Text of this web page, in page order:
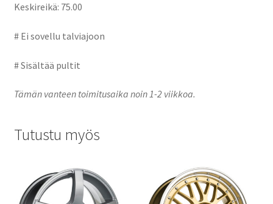
Keskireikä: 75.00
# Ei sovellu talviajoon
# Sisältää pultit
Tämän vanteen toimitusaika noin 1-2 viikkoa.
Tutustu myös